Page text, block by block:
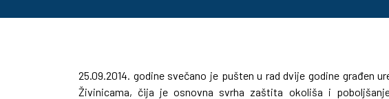
25.09.2014. godine svečano je pušten u rad dvije godine građen
Živinicama, čija je osnovna svrha zaštita okoliša i